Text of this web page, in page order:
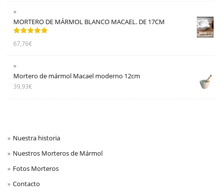
MORTERO DE MÁRMOL BLANCO MACAEL. DE 17CM
Valorado
con5.00
67,76€
Mortero de mármol Macael moderno 12cm
39,93€
Nuestra historia
Nuestros Morteros de Mármol
Fotos Morteros
Contacto